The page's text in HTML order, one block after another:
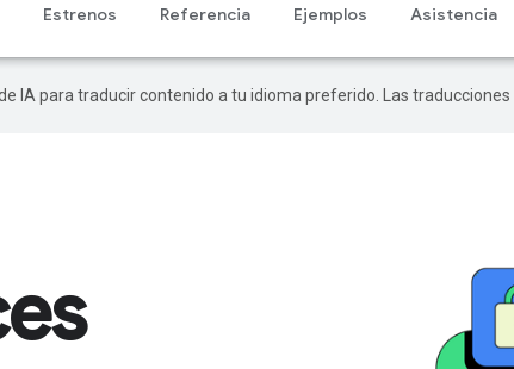
Estrenos Referencia Ejemplos Asistencia
IA para traducir contenido a tu idioma preferido. Las